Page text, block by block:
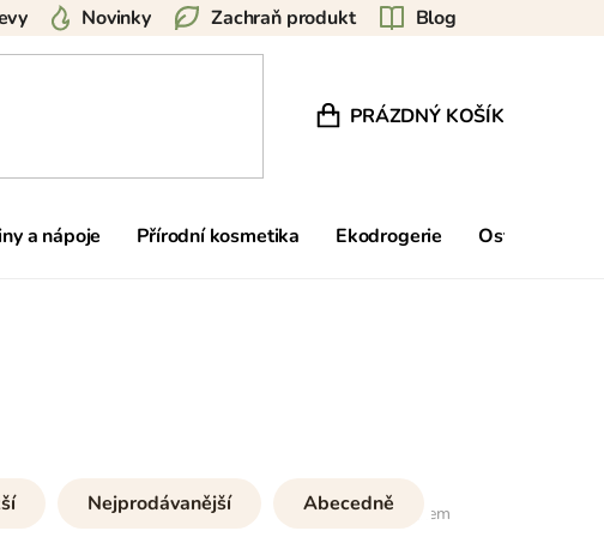
Blog
Zachraň produkt
Novinky
NÁKUPNÍ KOŠÍK
PRÁZDNÝ KOŠÍK
a nápoje Přírodní kosmetika Ekodrogerie Ostatní
49položek celkem
Nejprodávanější Abecedně